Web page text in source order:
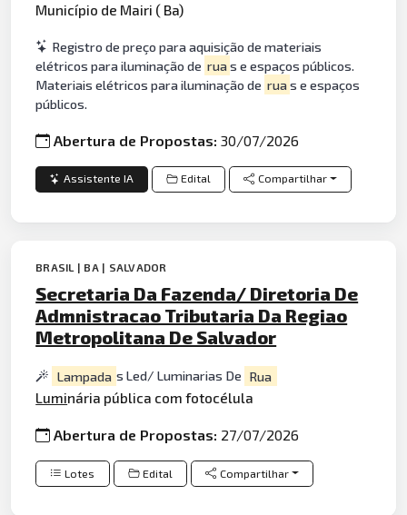
Município de Mairi ( Ba)
Registro de preço para aquisição de materiais
elétricos para iluminação de ruas e espaços públicos.
Materiais elétricos para iluminação de ruas e espaços
públicos.
Abertura de Propostas:30/07/2026
Assistente IA Edital Compartilhar
BRASIL | BA | SALVADOR
Secretaria Da Fazenda/ Diretoria De
Admnistracao Tributaria Da Regiao
Metropolitana De Salvador
Lampada s Led/ Luminarias De Rua
Luminária pública com fotocélula
Abertura de Propostas: 27/07/2026
Lotes Edital Compartilhar